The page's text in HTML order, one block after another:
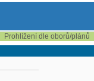
Prohlížení dle oborů/plánů